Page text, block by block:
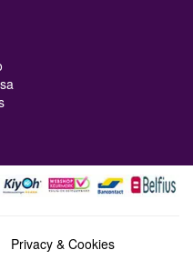
Privacy & Cookies